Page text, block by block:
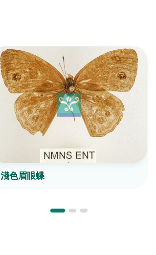
淺色眉眼蝶